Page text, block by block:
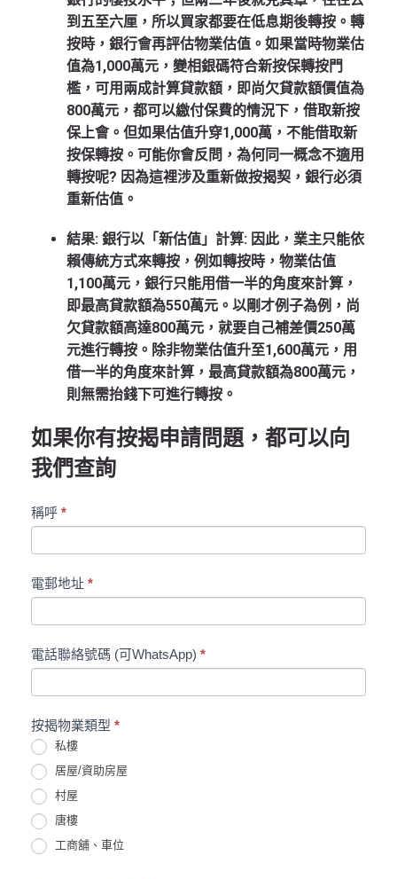
到五至六厘，所以買家都要在低息期後轉按。轉
按時，銀行會再評估物業估值。如果當時物業估
值為1,000萬元，變相銀碼符合新按保轉按門
檻，可用兩成計算貸款額，即尚欠貸款額價值為
800萬元，都可以繳付保費的情況下，借取新按
保上會。但如果估值升穿1,000萬，不能借取新
按保轉按。可能你會反問，為何同一概念不適用
轉按呢? 因為這裡涉及重新做按揭契，銀行必須
重新估值。
結果: 銀行以「新估值」計算: 因此，業主只能依
賴傳統方式來轉按，例如轉按時，物業估值
1,100萬元，銀行只能用借一半的角度來計算，
即最高貸款額為550萬元。以剛才例子為例，尚
欠貸款額高達800萬元，就要自己補差價250萬
元進行轉按。除非物業估值升至1,600萬元，用
借一半的角度來計算，最高貸款額為800萬元，
則無需抬錢下可進行轉按。
如果你有按揭申請問題，都可以向
我們查詢
Roots
聯
絡
表
格
稱呼 *
電郵地址 *
電話聯絡號碼 (可WhatsApp) *
按揭物業類型 *
私樓
居屋/資助房屋
村屋
唐樓
工商舖、車位